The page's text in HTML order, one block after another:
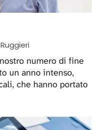
numero di fine
un anno intenso,
che hanno portato